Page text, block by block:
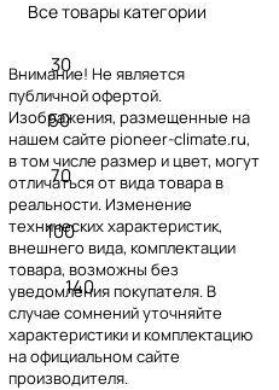
30
50
70
100
140
Все товары категории
Внимание! Не является
публичной офертой.
Изображения, размещенные на
нашем сайте pioneer-climate.ru,
в том числе размер и цвет, могут
отличаться от вида товара в
реальности. Изменение
технических характеристик,
внешнего вида, комплектации
товара, возможны без
уведомления покупателя. В
случае сомнений уточняйте
характеристики и комплектацию
на официальном сайте
производителя.